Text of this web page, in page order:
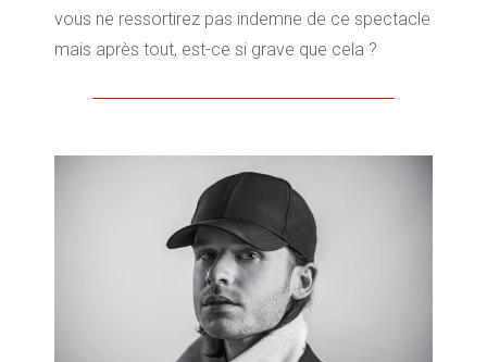
vous ne ressortirez pas indemne de ce spectacle
mais après tout, est-ce si grave que cela ?